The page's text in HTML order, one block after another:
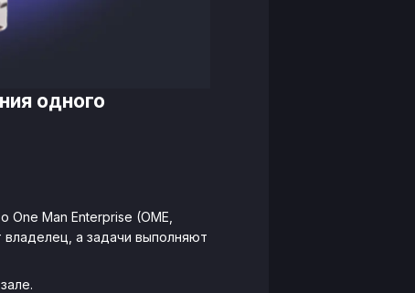
одного
Man Enterprise (OME,
а задачи выполняют